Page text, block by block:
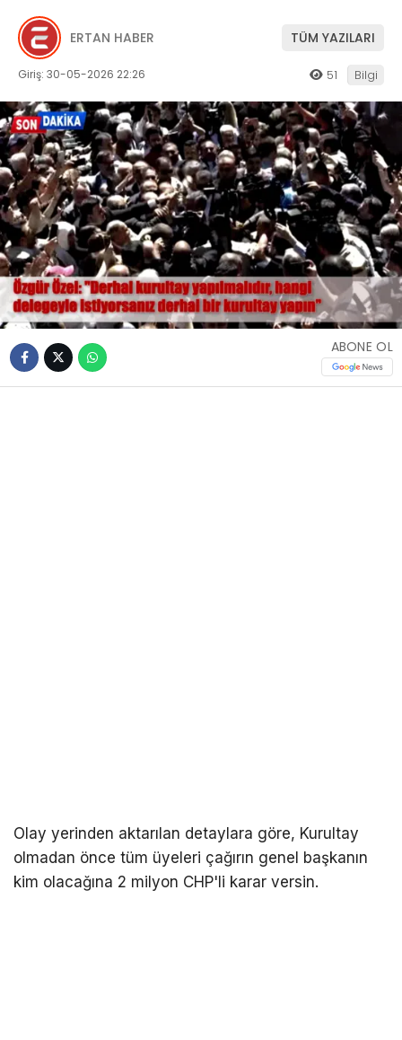
ERTAN HABER TÜM YAZILARI
Giriş: 30-05-2026 22:26 51 Bilgi
ABONE OL
Olay yerinden aktarılan detaylara göre, Kurultay
olmadan önce tüm üyeleri çağırın genel başkanın
kim olacağına 2 milyon CHP'li karar versin.